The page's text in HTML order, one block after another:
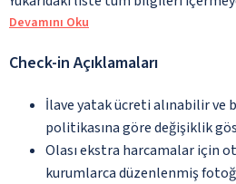
Devamını Oku
Check-in Açıklamaları
İlave yatak ücreti alınabilir ve
politikasına göre değişiklik
Olası ekstra harcamalar için
kurumlarca düzenlenmiş